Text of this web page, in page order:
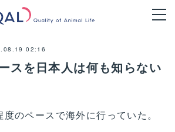
02:16
スを日本人は何も知らない
のペースで海外に行っていた。